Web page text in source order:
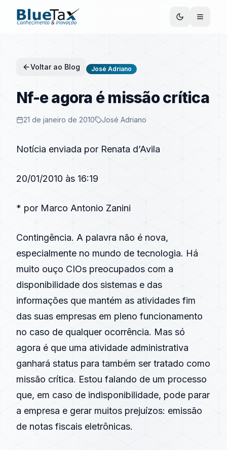
Voltar ao Blog José Adriano
Nf-e agora é missão crítica
21 de janeiro de 2010 José Adriano
Notícia enviada por Renata d’Avila
20/01/2010 às 16:19
* por Marco Antonio Zanini
Contingência. A palavra não é nova,
especialmente no mundo de tecnologia. Há
muito ouço CIOs preocupados com a
disponibilidade dos sistemas e das
informações que mantém as atividades fim
das suas empresas em pleno funcionamento
no caso de qualquer ocorrência. Mas só
agora é que uma atividade administrativa
ganhará status para também ser tratado como
missão crítica. Estou falando de um processo
que, em caso de indisponibilidade, pode parar
a empresa e gerar muitos prejuízos: emissão
de notas fiscais eletrônicas.